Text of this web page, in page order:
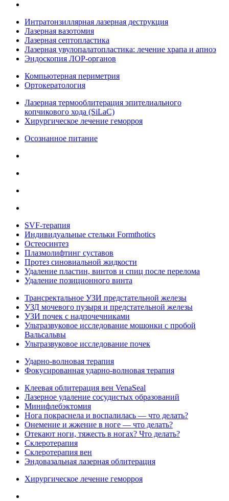
Интратонзиллярная лазерная деструкция
Лазерная вазотомия
Лазерная септопластика
Лазерная увулопалатопластика: лечение храпа и апноэ
Эндоскопия ЛОР-органов
Компьютерная периметрия
Ортокератология
Лазерная термооблитерация эпителиального
копчикового хода (SiLaC)
Хирургическое лечение геморроя
Осознанное питание
SVF-терапия
Индивидуальные стельки Formthotics
Остеосинтез
Плазмолифтинг суставов
Протез синовиальной жидкости
Удаление пластин, винтов и спиц после перелома
Удаление позиционного винта
Трансректальное УЗИ предстательной железы
УЗД мочевого пузыря и предстательной железы
УЗИ почек с надпочечниками
Ультразвуковое исследование мошонки с пробой
Вальсальвы
Ультразвуковое исследование почек
Ударно-волновая терапия
Фокусированная ударно-волновая терапия
Клеевая облитерация вен VenaSeal
Лазерное удаление сосудистых образований
Минифлебэктомия
Нога покраснела и воспалилась — что делать?
Онемение и жжение в ноге — что делать?
Отекают ноги, тяжесть в ногах? Что делать?
Склеротерапия
Склеротерапия вен
Эндовазальная лазерная облитерация
Хирургическое лечение геморроя